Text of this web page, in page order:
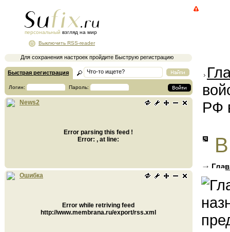
персональный взгляд на мир
Для сохранения настроек пройдите Быструю регистрацию
Выключить RSS-reader
Быстрая регистрация
Логин: Пароль:
News2
Error parsing this feed !
Error: , at line:
Ошибка
Error while retriving feed
http://www.membrana.ru/export/rss.xml
РФ
НАТО